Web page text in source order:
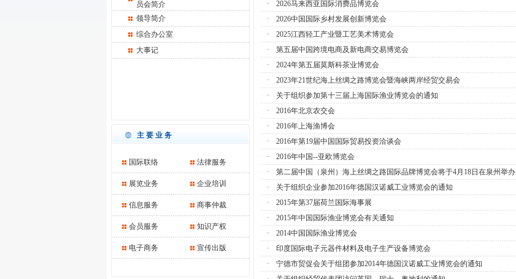
员会简介
领导简介
综合办公室
大事记
主要业务
国际联络 法律服务
展览业务 企业培训
信息服务 商事仲裁
会员服务 知识产权
电子商务 宣传出版
· 2026马来西亚国际消费品博览会
·
2026中国国际乡村发展创新博览会
·
2025江西轻工产业暨工艺美术博览会
·
第五届中国跨境电商及新电商交易博览会
·
2024年第五届莫斯科茶业博览会
·
2023年21世纪海上丝绸之路博览会暨海峡两岸经贸交易会
·
关于组织参加第十三届上海国际渔业博览会的通知
·
2016年北京农交会
·
2016年上海渔博会
·
2016年第19届中国国际贸易投资洽谈会
·
2016年中国--亚欧博览会
·
第二届中国（泉州）海上丝绸之路国际品牌博览会将于4月18日在泉州举办
·
关于组织企业参加2016年德国汉诺威工业博览会的通知
·
2015年第37届荷兰国际海事展
·
2015年中国国际渔业博览会有关通知
·
2014中国国际渔业博览会
·
印度国际电子元器件材料及电子生产设备博览会
·
宁德市贸促会关于组团参加2014年德国汉诺威工业博览会的通知